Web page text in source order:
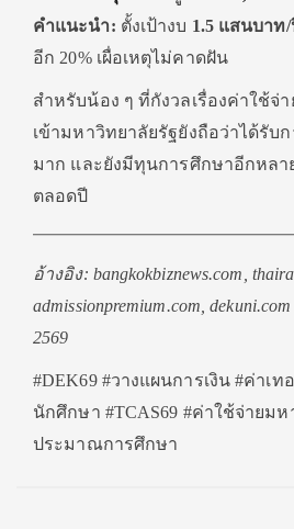
คำแนะนำ: ตั้งเป้างบ 1.5 แสนบาท/
อีก 20% เผื่อเหตุไม่คาดฝัน
สำหรับน้อง ๆ ที่กังวลเรื่องค่าใช้จ่
เข้ามหาวิทยาลัยรัฐยังถือว่าได้รับ
มาก และยังมีทุนการศึกษาอีกหลา
ตลอดปี
อ้างอิง: bangkokbiznews.com,
admissionpremium.com,
2569
#DEK69 #วางแผนการเงิน #ค่าเ
นักศึกษา #TCAS69 #ค่าใช้จ่ายมห
ประมาณการศึกษา